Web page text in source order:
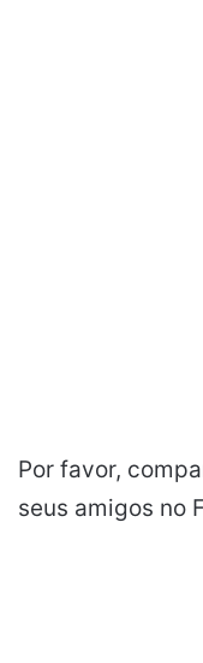
Por favor,
seus amigos no